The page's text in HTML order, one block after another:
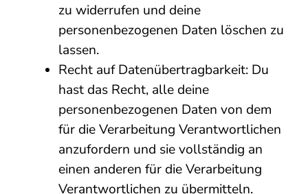
zu widerrufen und deine
personenbezogenen Daten löschen zu
lassen.
Recht auf Datenübertragbarkeit: Du
hast das Recht, alle deine
personenbezogenen Daten von dem
für die Verarbeitung Verantwortlichen
anzufordern und sie vollständig an
einen anderen für die Verarbeitung
Verantwortlichen zu übermitteln.